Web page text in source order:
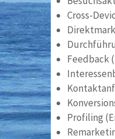
Cross-
Feedback
Profiling